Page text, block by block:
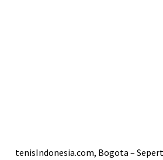
tenisIndonesia.com, Bogota –